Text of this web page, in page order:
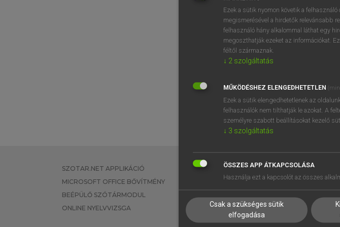
BELÉPÉS
SZOTAR.NET APPLIKÁCIÓ
MICROSOFT OFFICE BŐVÍTMÉNY
BEÉPÜLŐ SZÓTÁRMODUL
ONLINE NYELVVIZSGA
EGYÉNI FELHASZNÁLÓKNAK
TANULÓKNAK
VÁLLALATI MEGOLDÁSOK
SÚGÓ
RÓLUNK
SÜTI
Ezek a sütik nyomon követik a
megismerésével a hirdetők relevánsabb
felhasználó hány alkalommal láthat egy
megoszthatják ezeket az információkat.
féltől származnak.
↓ 2 szolgáltatás
MŰKÖDÉSHEZ ELENGEDHETETLEN
Ezek a sütik elengedhetetlenek az
felhasználók nem tilthatják le azokat. A
személyre szabott beállításokat kezelő
↓ 3 szolgáltatás
ÖSSZES APP ÁTKAPCSOLÁSA
Használja ezt a kapcsolót az összes
Csak a szükséges sütik
elfogadása